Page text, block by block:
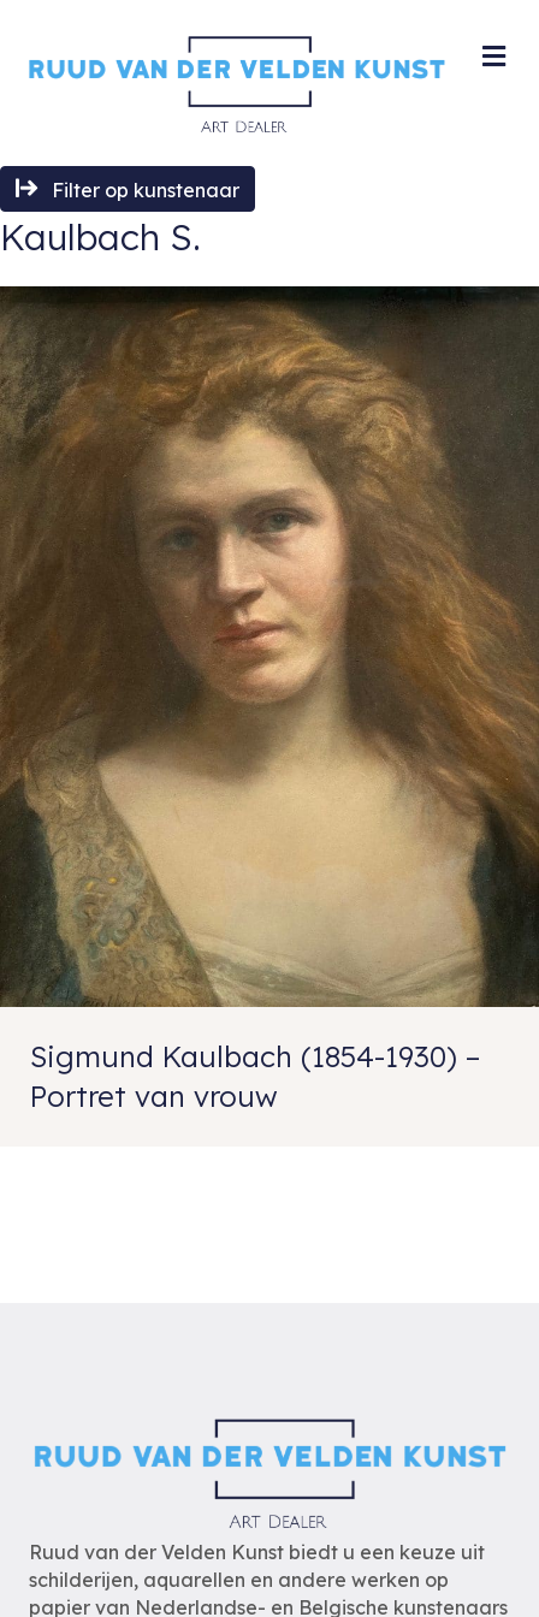
Filter op kunstenaar
Kaulbach S.
Sigmund Kaulbach (1854-1930) –
Portret van vrouw
Ruud van der Velden Kunst biedt u een keuze uit
schilderijen, aquarellen en andere werken op
papier van Nederlandse- en Belgische kunstenaars